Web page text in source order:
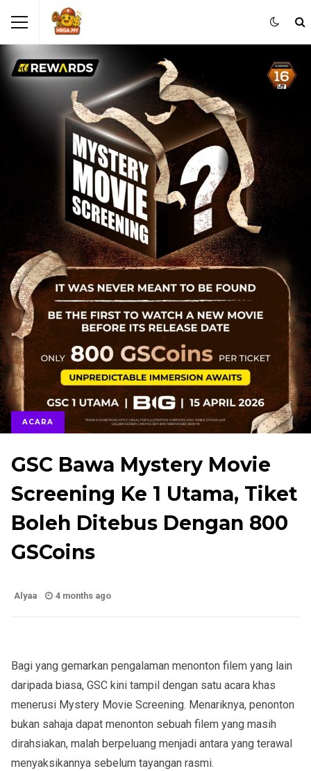
ACARA
GSC Bawa Mystery Movie
Screening Ke 1 Utama, Tiket
Boleh Ditebus Dengan 800
GSCoins
Alyaa 4 months ago
Bagi yang gemarkan pengalaman menonton filem yang lain
daripada biasa, GSC kini tampil dengan satu acara khas
menerusi Mystery Movie Screening. Menariknya, penonton
bukan sahaja dapat menonton sebuah filem yang masih
dirahsiakan, malah berpeluang menjadi antara yang terawal
menyaksikannya sebelum tayangan rasmi.